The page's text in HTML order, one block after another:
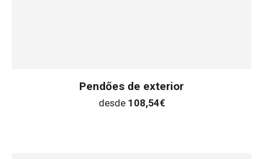
Pendőes de exterior
desde 108,54€